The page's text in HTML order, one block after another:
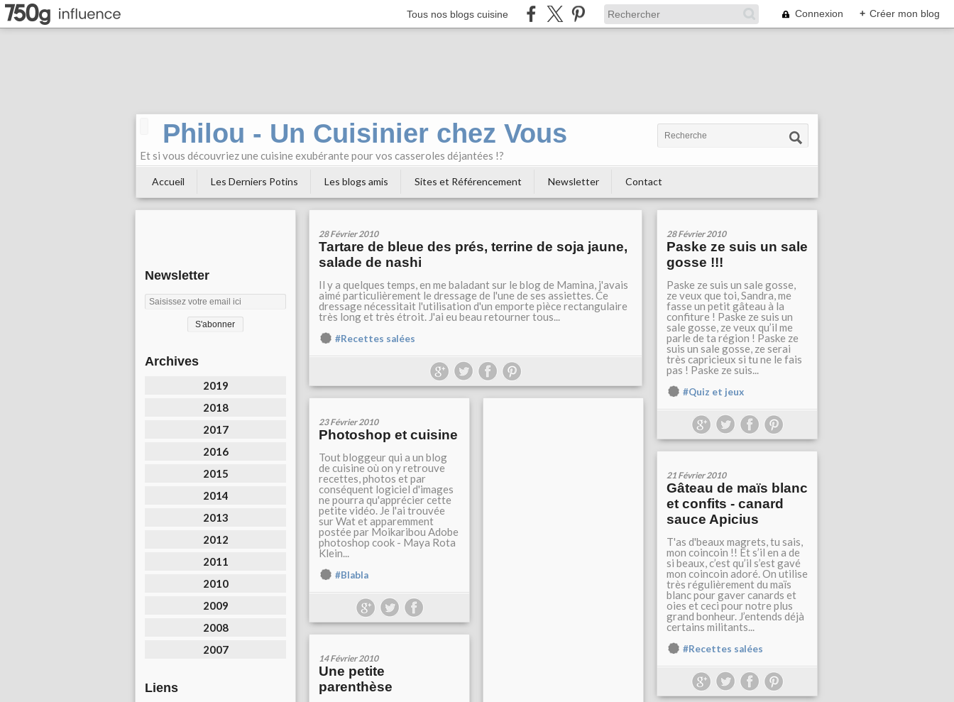
Tous nos blogs cuisine Connexion + Créer mon blog
Philou - Un Cuisinier chez Vous
Et si vous découvriez une cuisine exubérante pour vos casseroles déjantées !?
Accueil Les Derniers Potins Les blogs amis Sites et Référencement Newsletter Contact
Newsletter
Archives
2019
2018
2017
2016
2015
2014
2013
2012
2011
2010
2009
2008
2007
Liens
28 Février 2010
Tartare de bleue des prés, terrine de soja jaune,
salade de nashi
Il y a quelques temps, en me baladant sur le blog de Mamina, j'avais
aimé particulièrement le dressage de l'une de ses assiettes. Ce
dressage nécessitait l'utilisation d'un emporte pièce rectangulaire
très long et très étroit. J'ai eu beau retourner tous...
#Recettes salées
28 Février 2010
Paske ze suis un sale
gosse !!!
Paske ze suis un sale gosse,
ze veux que toi, Sandra, me
fasse un petit gâteau à la
confiture ! Paske ze suis un
sale gosse, ze veux qu’il me
parle de ta région ! Paske ze
suis un sale gosse, ze serai
très capricieux si tu ne le fais
pas ! Paske ze suis...
#Quiz et jeux
23 Février 2010
Photoshop et cuisine
Tout bloggeur qui a un blog
de cuisine où on y retrouve
recettes, photos et par
conséquent logiciel d'images
ne pourra qu'apprécier cette
petite vidéo. Je l'ai trouvée
sur Wat et apparemment
postée par Moikaribou Adobe
photoshop cook - Maya Rota
Klein...
#Blabla
21 Février 2010
Gâteau de maïs blanc
et confits - canard
sauce Apicius
T'as d'beaux magrets, tu sais,
mon coincoin !! Et s’il en a de
si beaux, c’est qu’il s’est gavé
mon coincoin adoré. On utilise
très régulièrement du maïs
blanc pour gaver canards et
oies et ceci pour notre plus
grand bonheur. J’entends déjà
certains militants...
#Recettes salées
14 Février 2010
Une petite
parenthèse